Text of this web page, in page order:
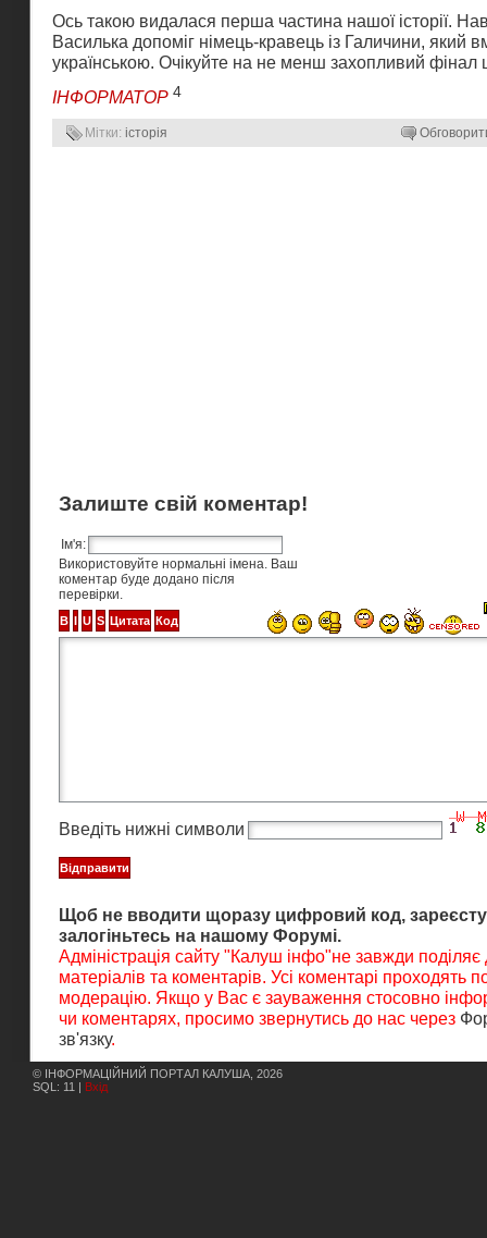
Ось такою видалася перша частина нашої історії.
Василька допоміг німець-кравець із Галичини, який
українською. Очікуйте на не менш захопливий фінал
ІНФОРМАТОР 4
Мітки: історія
Залиште свій коментар!
Ім'я:
Використовуйте нормальні імена. Ваш
коментар буде додано після
перевірки.
Введіть нижні символи
Щоб не вводити щоразу цифровий код,
залогіньтесь на нашому Форумі.
Адміністрація сайту "Калуш інфо"не завжди поділяє
матеріалів та коментарів. Усі коментарі проходять
модерацію. Якщо у Вас є зауваження стосовно
чи коментарях, просимо звернутись до нас через
зв'язку.
© ІНФОРМАЦІЙНИЙ ПОРТАЛ КАЛУША, 2026
SQL: 11 |
Вхід